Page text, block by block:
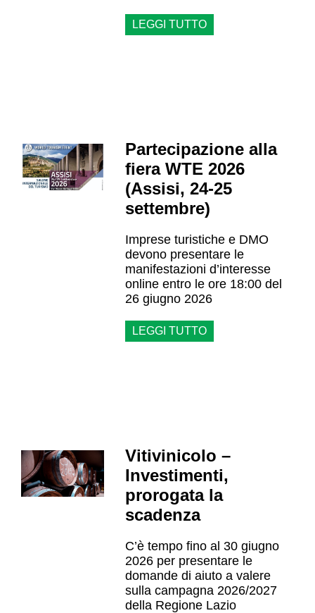
LEGGI TUTTO
Partecipazione alla
fiera WTE 2026
(Assisi, 24-25
settembre)
Imprese turistiche e DMO
devono presentare le
manifestazioni d’interesse
online entro le ore 18:00 del
26 giugno 2026
LEGGI TUTTO
Vitivinicolo –
Investimenti,
prorogata la
scadenza
C’è tempo fino al 30 giugno
2026 per presentare le
domande di aiuto a valere
sulla campagna 2026/2027
della Regione Lazio